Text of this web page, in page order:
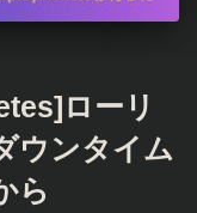
ローリ
ウンタイム
ら